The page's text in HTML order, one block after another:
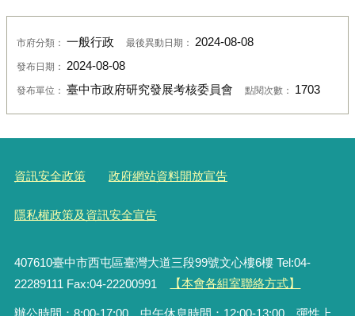
市府分類： 一般行政 最後異動日期： 2024-08-08
發布日期： 2024-08-08
發布單位： 臺中市政府研究發展考核委員會 點閱次數： 1703
資訊安全政策 政府網站資料開放宣告
隱私權政策及資訊安全宣告
407610臺中市西屯區臺灣大道三段99號文心樓6樓 Tel:04-
22289111 Fax:04-22200991
【本會各組室聯絡方式】
辦公時間：8:00-17:00，中午休息時間：12:00-13:00，彈性上